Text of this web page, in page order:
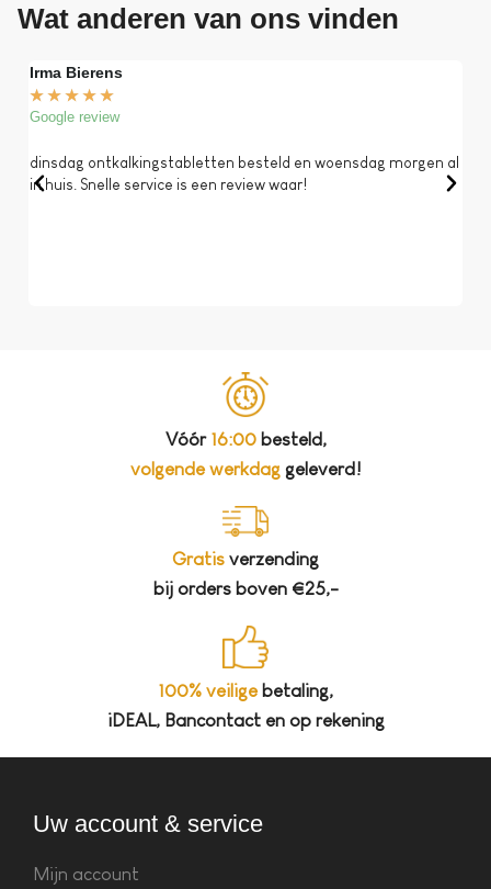
Wat anderen van ons vinden
Irma Bierens
★ ★ ★ ★ ★
Google review
dinsdag ontkalkingstabletten besteld en woensdag morgen al
in huis. Snelle service is een review waar!
Vóór 16:00besteld,
volgende werkdaggeleverd!
Gratis verzending
bij orders boven €25,-
100% veiligebetaling,
iDEAL, Bancontact en op rekening
Uw account & service
Mijn account